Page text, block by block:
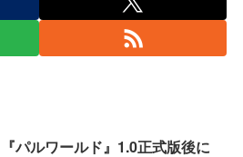
『パルワールド』1.0正式版後に